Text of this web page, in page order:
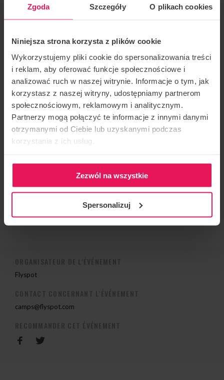
Zgoda Szczegóły O plikach cookies
Niniejsza strona korzysta z plików cookie
Wykorzystujemy pliki cookie do spersonalizowania treści
i reklam, aby oferować funkcje społecznościowe i
analizować ruch w naszej witrynie. Informacje o tym, jak
korzystasz z naszej witryny, udostępniamy partnerom
społecznościowym, reklamowym i analitycznym.
Partnerzy mogą połączyć te informacje z innymi danymi
otrzymanymi od Ciebie lub uzyskanymi podczas
korzystania z ich usług.
Zezwól na wszystkie
Spersonalizuj
Unlimited, Catégorie Dynamic 2way
équipe: Mad Ravens, Catégorie: Dynamic 4way
2016 médaille de bronze FAI World Cup, Kategoria:
Freestyle
2015 Médaille d’or White Nights, team: Mad Ravens,
Kategoria Dynamic 4way
Ravens, Kategoria Dynamic 4way
Si vous souhaitez rejoindre le camp ou avez des
Flyspot
camps@flyspot.com